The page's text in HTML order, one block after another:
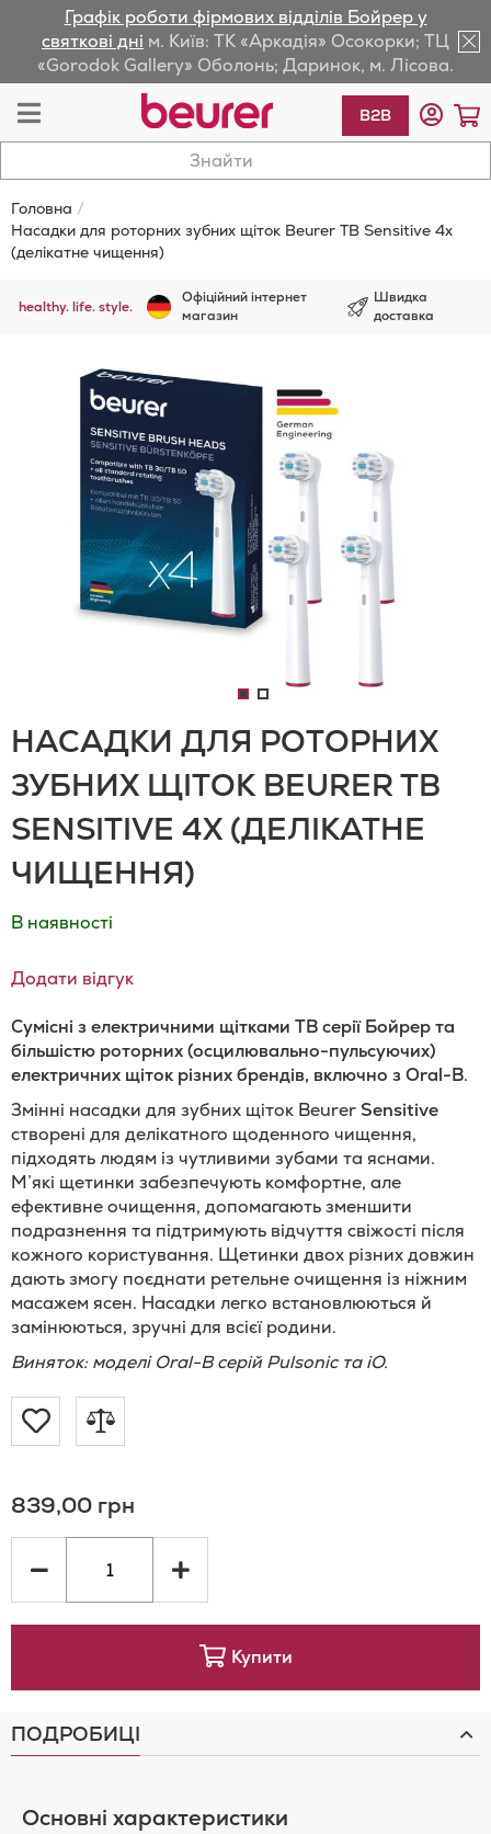
Графік роботи фірмових відділів Бойрер у
святкові дні м. Київ: ТК «Аркадія» Осокорки; ТЦ
«Gorodok Gallery» Оболонь; Даринок, м. Лісова.
Toggle
Nav
B2B
Головна
Насадки для роторних зубних щіток Beurer TB Sensitive 4x
(делікатне чищення)
healthy. life. style.
Офіційний інтернет
магазин
Швидка
доставка
НАСАДКИ ДЛЯ РОТОРНИХ
ЗУБНИХ ЩІТОК BEURER TB
SENSITIVE 4X (ДЕЛІКАТНЕ
ЧИЩЕННЯ)
В наявності
Додати відгук
Сумісні з електричними щітками ТВ серії Бойрерта
більшістю роторних (осцилювально-пульсуючих)
електричних щіток різних брендів, включно з Oral-B.
Змінні насадки для зубних щіток Beurer Sensitive
створені для делікатного щоденного чищення,
підходять людям із чутливими зубами та яснами.
М’які щетинки забезпечують комфортне, але
ефективне очищення, допомагають зменшити
подразнення та підтримують відчуття свіжості після
кожного користування. Щетинки двох різних довжин
дають змогу поєднати ретельне очищення із ніжним
масажем ясен. Насадки легко встановлюються й
замінюються, зручні для всієї родини.
Виняток:моделі Oral-B серій Pulsonic та iO.
Додати
Списку
Бажань
Додати
порівняння
839,00 грн
Купити
ПОДРОБИЦІ
Основні характеристики